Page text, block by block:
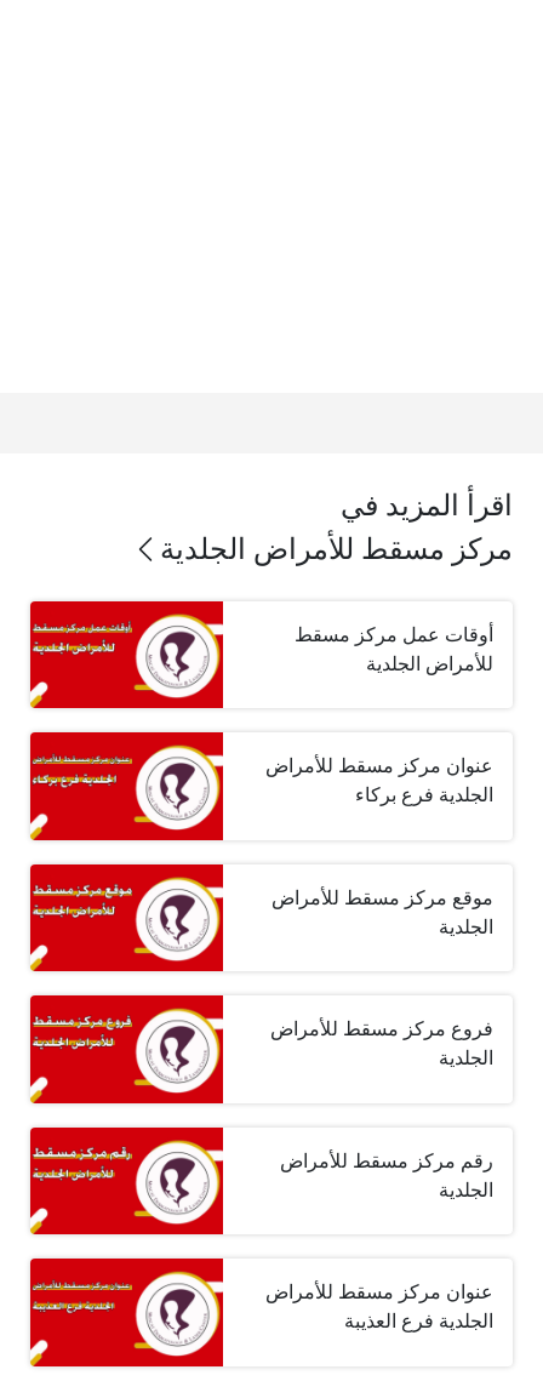
اقرأ المزيد في
مركز مسقط للأمراض الجلدية
أوقات عمل مركز مسقط
للأمراض الجلدية
عنوان مركز مسقط للأمراض
الجلدية فرع بركاء
موقع مركز مسقط للأمراض
الجلدية
فروع مركز مسقط للأمراض
الجلدية
رقم مركز مسقط للأمراض
الجلدية
عنوان مركز مسقط للأمراض
الجلدية فرع العذيبة